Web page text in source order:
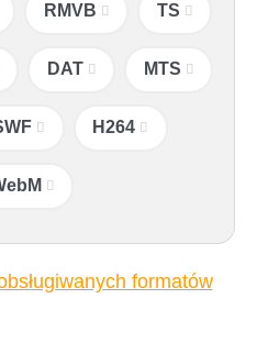
RMVB TS
DAT MTS
H264
formatów